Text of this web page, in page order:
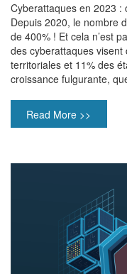
Cyberattaques en 2023 :
Depuis 2020, le nombre
de 400% ! Et cela n’est
des cyberattaques
territoriales et 11% des
croissance fulgurante,
Read More >>